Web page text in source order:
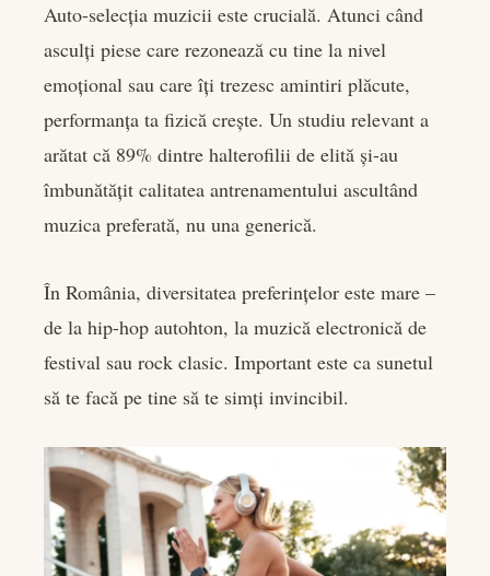
Auto-selecția muzicii este crucială. Atunci când
asculți piese care rezonează cu tine la nivel
emoțional sau care îți trezesc amintiri plăcute,
performanța ta fizică crește. Un studiu relevant a
arătat că 89% dintre halterofilii de elită și-au
îmbunătățit calitatea antrenamentului ascultând
muzica preferată, nu una generică.
În România, diversitatea preferințelor este mare –
de la hip-hop autohton, la muzică electronică de
festival sau rock clasic. Important este ca sunetul
să te facă pe tine să te simți invincibil.